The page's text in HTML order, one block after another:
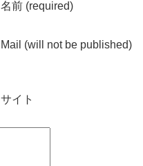
名前 (required)
Mail (will not be published)
サイト